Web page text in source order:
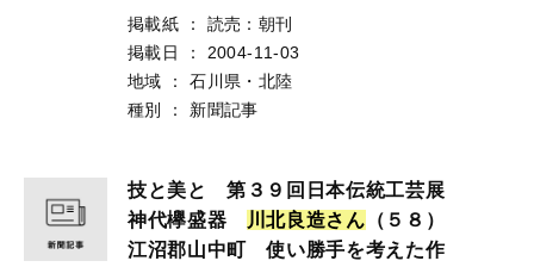
掲載紙 ：
読売：朝刊
掲載日
：
2004-11-03
地域
：
石川県・北陸
種別
： 新聞記事
技と美と 第３９回日本伝統工芸展
神代欅盛器
川北 良造さ ん （５８）
江沼郡山中町 使い勝手を考えた作